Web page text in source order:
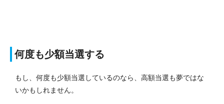
何度も少額当選する
もし、何度も少額当選しているのなら、高額当選も夢ではな
いかもしれません。